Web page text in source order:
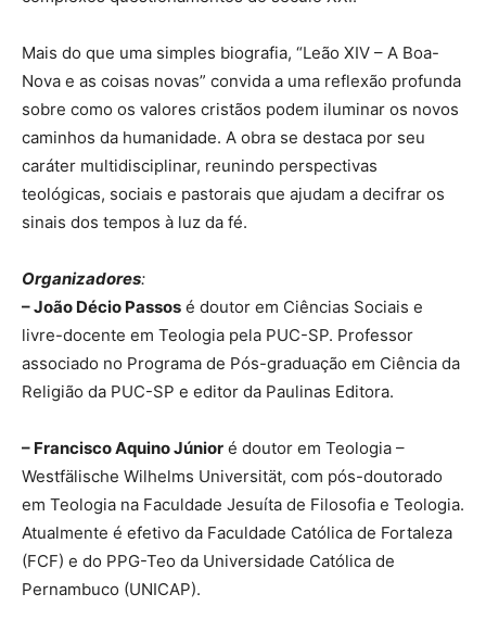
Mais do que uma simples biografia, “Leão XIV – A Boa-
Nova e as coisas novas” convida a uma reflexão profunda
sobre como os valores cristãos podem iluminar os novos
caminhos da humanidade. A obra se destaca por seu
caráter multidisciplinar, reunindo perspectivas
teológicas, sociais e pastorais que ajudam a decifrar os
sinais dos tempos à luz da fé.
Organizadores:
– João Décio Passos é doutor em Ciências Sociais e
livre-docente em Teologia pela PUC-SP. Professor
associado no Programa de Pós-graduação em Ciência da
Religião da PUC-SP e editor da Paulinas Editora.
– Francisco Aquino Júnior é doutor em Teologia –
Westfälische Wilhelms Universität, com pós-doutorado
em Teologia na Faculdade Jesuíta de Filosofia e Teologia.
Atualmente é efetivo da Faculdade Católica de Fortaleza
(FCF) e do PPG-Teo da Universidade Católica de
Pernambuco (UNICAP).